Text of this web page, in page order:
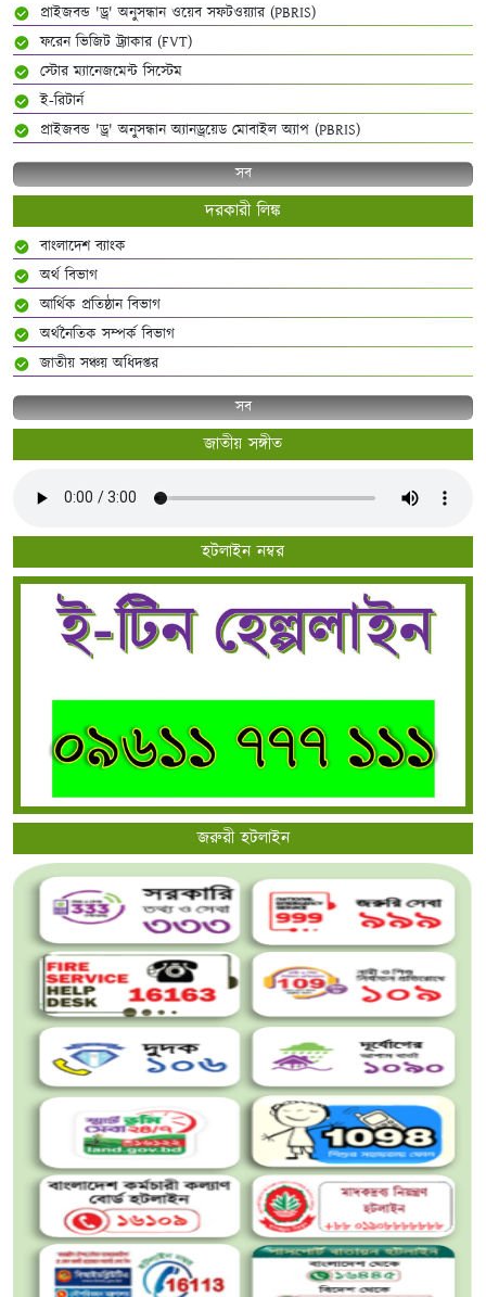
প্রাইজবন্ড 'ড্র' অনুসন্ধান ওয়েব সফটওয়্যার (PBRIS)
ফরেন ভিজিট ট্র্যাকার (FVT)
স্টোর ম্যানেজমেন্ট সিস্টেম
ই-রিটার্ন
প্রাইজবন্ড 'ড্র' অনুসন্ধান অ্যানড্রয়েড মোবাইল অ্যাপ (PBRIS)
সব
দরকারী লিঙ্ক
বাংলাদেশ ব্যাংক
অর্থ বিভাগ
আর্থিক প্রতিষ্ঠান বিভাগ
অর্থনৈতিক সম্পর্ক বিভাগ
জাতীয় সঞ্চয় অধিদপ্তর
সব
জাতীয় সঙ্গীত
হটলাইন নম্বর
জরুরী হটলাইন